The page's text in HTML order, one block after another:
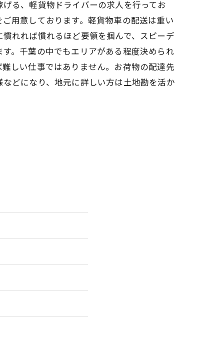
る、軽貨物ドライバーの求人を行ってお
用意しております。軽貨物車の配送は重い
れれば慣れるほど要領を掴んで、スピーデ
。千葉の中でもエリアがある程度決められ
しい仕事ではありません。お荷物の配達先
どになり、地元に詳しい方は土地勘を活か